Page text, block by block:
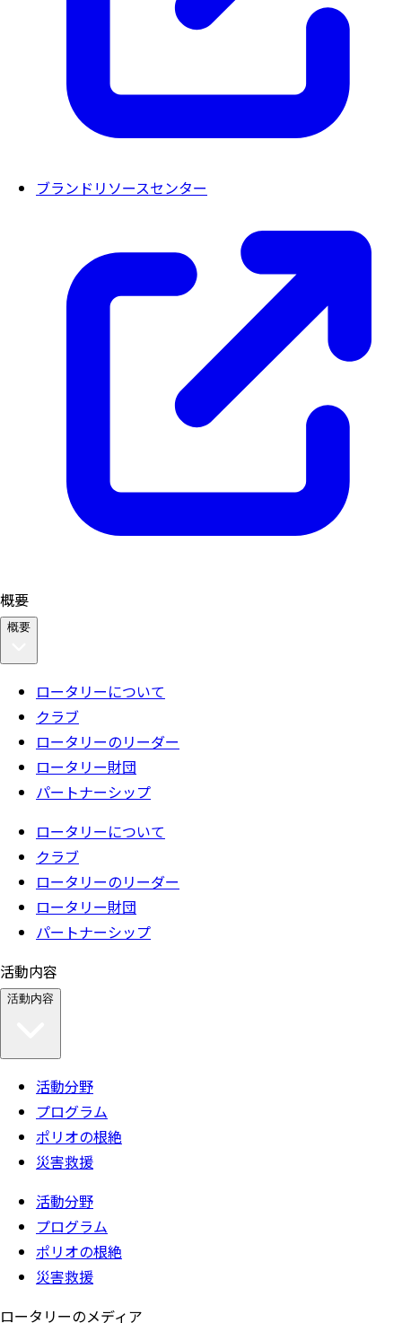
ブランドリソースセンター
概要
概要
ロータリーについて
クラブ
ロータリーのリーダー
ロータリー財団
パートナーシップ
ロータリーについて
クラブ
ロータリーのリーダー
ロータリー財団
パートナーシップ
活動内容
活動内容
活動分野
プログラム
ポリオの根絶
災害救援
活動分野
プログラム
ポリオの根絶
災害救援
ロータリーのメディア